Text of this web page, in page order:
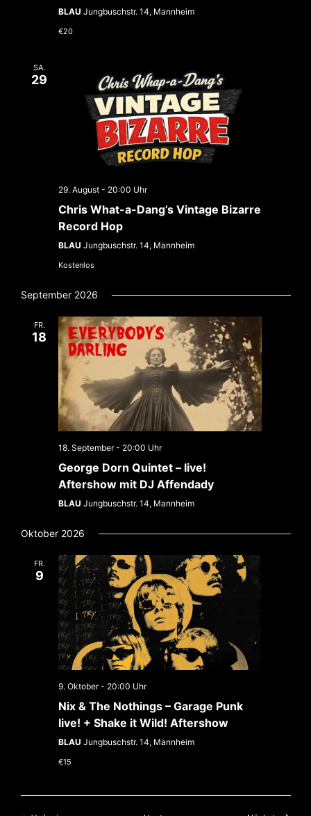
BLAU Jungbuschstr. 14, Mannheim
€20
SA.
29
29. August - 20:00
Chris What-a-Dang’s Vintage Bizarre
Record Hop
BLAU Jungbuschstr. 14, Mannheim
Kostenlos
September 2026
FR.
18
18. September - 20:00
George Dorn Quintet – live!
Aftershow mit DJ Affendady
BLAU Jungbuschstr. 14, Mannheim
Oktober 2026
FR.
9
9. Oktober - 20:00
Nix & The Nothings – Garage Punk
live! + Shake it Wild! Aftershow
BLAU Jungbuschstr. 14, Mannheim
€15